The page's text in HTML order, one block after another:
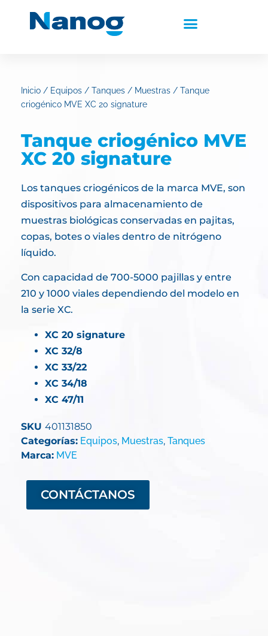
Inicio / Equipos / Tanques / Muestras / Tanque
criogénico MVE XC 20 signature
Tanque criogénico MVE
XC 20 signature
Los tanques criogénicos de la marca MVE, son
dispositivos para almacenamiento de
muestras biológicas conservadas en pajitas,
copas, botes o viales dentro de nitrógeno
líquido.
Con capacidad de 700-5000 pajillas y entre
210 y 1000 viales dependiendo del modelo en
la serie XC.
XC 20 signature
XC 32/8
XC 33/22
XC 34/18
XC 47/11
SKU 401131850
Categorías: Equipos, Muestras, Tanques
Marca: MVE
CONTÁCTANOS